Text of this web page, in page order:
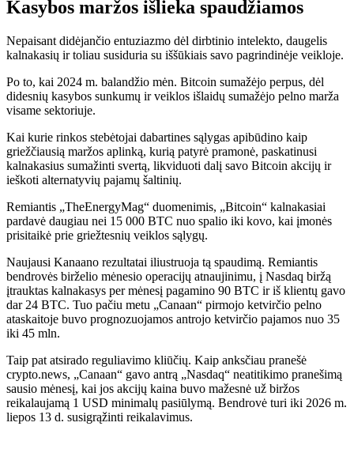
Kasybos maržos išlieka spaudžiamos
Nepaisant didėjančio entuziazmo dėl dirbtinio intelekto, daugelis
kalnakasių ir toliau susiduria su iššūkiais savo pagrindinėje veikloje.
Po to, kai 2024 m. balandžio mėn. Bitcoin sumažėjo perpus, dėl
didesnių kasybos sunkumų ir veiklos išlaidų sumažėjo pelno marža
visame sektoriuje.
Kai kurie rinkos stebėtojai dabartines sąlygas apibūdino kaip
griežčiausią maržos aplinką, kurią patyrė pramonė, paskatinusi
kalnakasius sumažinti svertą, likviduoti dalį savo Bitcoin akcijų ir
ieškoti alternatyvių pajamų šaltinių.
Remiantis „TheEnergyMag“ duomenimis, „Bitcoin“ kalnakasiai
pardavė daugiau nei 15 000 BTC nuo spalio iki kovo, kai įmonės
prisitaikė prie griežtesnių veiklos sąlygų.
Naujausi Kanaano rezultatai iliustruoja tą spaudimą. Remiantis
bendrovės birželio mėnesio operacijų atnaujinimu, į Nasdaq biržą
įtrauktas kalnakasys per mėnesį pagamino 90 BTC ir iš klientų gavo
dar 24 BTC. Tuo pačiu metu „Canaan“ pirmojo ketvirčio pelno
ataskaitoje buvo prognozuojamos antrojo ketvirčio pajamos nuo 35
iki 45 mln.
Taip pat atsirado reguliavimo kliūčių. Kaip anksčiau pranešė
crypto.news, „Canaan“ gavo antrą „Nasdaq“ neatitikimo pranešimą
sausio mėnesį, kai jos akcijų kaina buvo mažesnė už biržos
reikalaujamą 1 USD minimalų pasiūlymą. Bendrovė turi iki 2026 m.
liepos 13 d. susigrąžinti reikalavimus.